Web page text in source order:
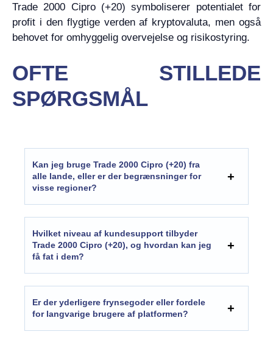
Trade 2000 Cipro (+20) symboliserer potentialet for
profit i den flygtige verden af kryptovaluta, men også
behovet for omhyggelig overvejelse og risikostyring.
OFTE STILLEDE
SPØRGSMÅL
Kan jeg bruge Trade 2000 Cipro (+20) fra
alle lande, eller er der begrænsninger for
visse regioner?
Hvilket niveau af kundesupport tilbyder
Trade 2000 Cipro (+20), og hvordan kan jeg
få fat i dem?
Er der yderligere frynsegoder eller fordele
for langvarige brugere af platformen?